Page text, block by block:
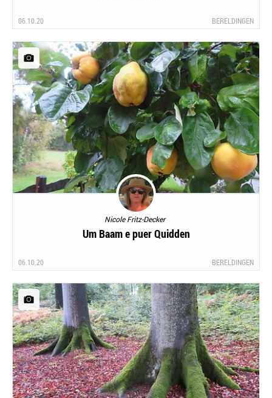
06.10.20 BERELDINGEN
Nicole Fritz-Decker
Um Baam e puer Quidden
06.10.20 BERELDINGEN